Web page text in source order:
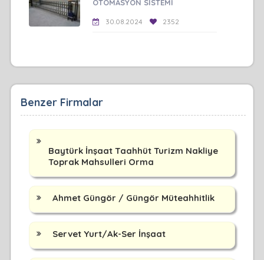
OTOMASYON SİSTEMİ
30.08.2024 2352
Benzer Firmalar
Baytürk İnşaat Taahhüt Turizm Nakliye
Toprak Mahsulleri Orma
Ahmet Güngör / Güngör Müteahhitlik
Servet Yurt/Ak-Ser İnşaat